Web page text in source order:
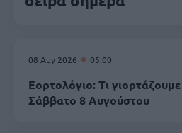
08 Αυγ 2026 05:00
Εορτολόγιο: Τι
Σάββατο 8 Αυγούστου